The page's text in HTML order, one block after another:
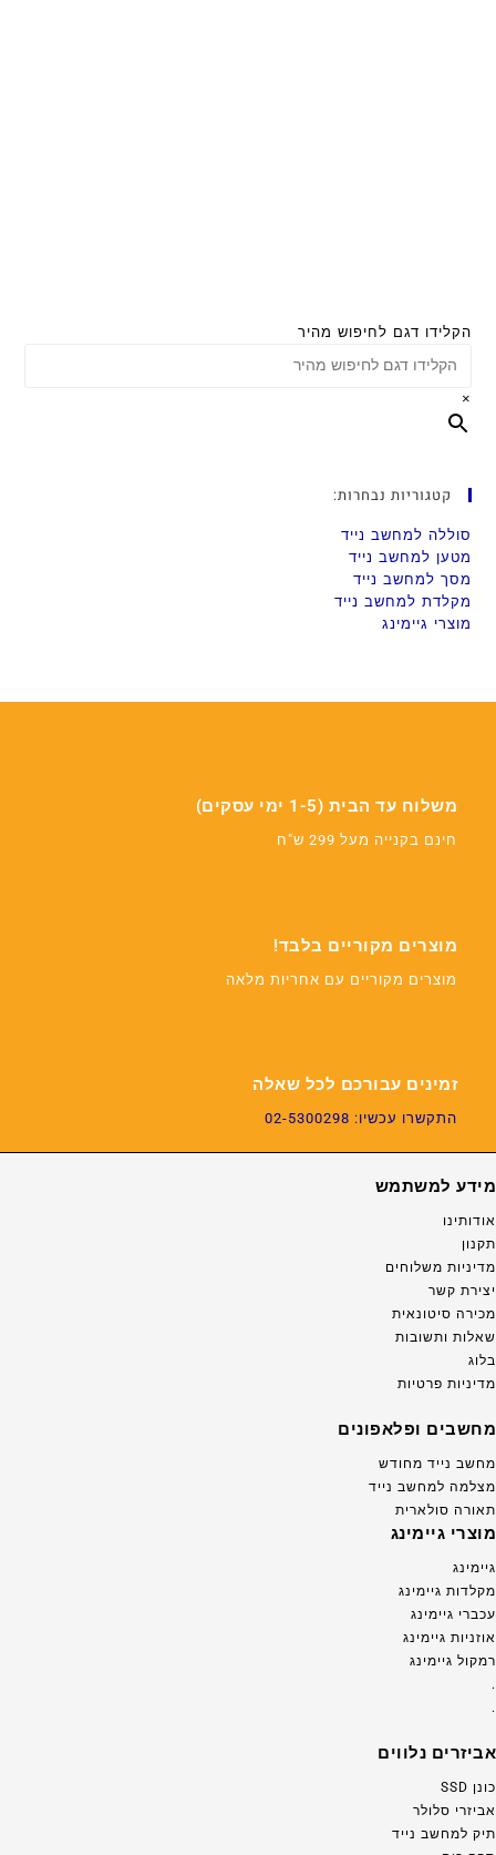
הקלידו דגם לחיפוש מהיר
×
קטגוריות נבחרות:
סוללה למחשב נייד
מטען למחשב נייד
מסך למחשב נייד
מקלדת למחשב נייד
מוצרי גיימינג
משלוח עד הבית (1-5 ימי עסקים)
חינם בקנייה מעל 299 ש"ח
מוצרים מקוריים בלבד!
מוצרים מקוריים עם אחריות מלאה
זמינים עבורכם לכל שאלה
התקשרו עכשיו: 02-5300298
מידע למשתמש
אודותינו
תקנון
מדיניות משלוחים
יצירת קשר
מכירה סיטונאית
שאלות ותשובות
בלוג
מדיניות פרטיות
מחשבים ופלאפונים
מחשב נייד מחודש
מצלמה למחשב נייד
תאורה סולארית
מוצרי גיימינג
גיימינג
מקלדות גיימינג
עכברי גיימינג
אוזניות גיימינג
רמקול גיימינג
.
.
אביזרים נלווים
כונן SSD
אביזרי סלולר
תיק למחשב נייד